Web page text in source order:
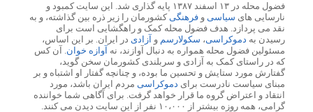
فضول محله در ۱۳ اسفند ۱۳۸۷ پایه گذاری شد. این سایت کمبود و
نارسایی های سیاسی و فرهنگیکشورمان را زیر ذره بین گذاشته، و به
نقد می پردازد. هدف فضول محله کمک و راهگشایی است برای
رسیدن به دموکراسی، سکولارسم و آزادی در ایران. بر این اساس،
مسئولین فضول محله همواره به دنبال آوازند، نه آوازه خوان. آن کس
که در راستای کمک به آزادی و سربلندی کشورمان سخن گوید،
گفتارش مورد ستایش و تحسین ما بوده، و چنانچه گفتار او اشتباه و بر
مبنای سیاست نادرست برای دموکراسی مردم ایران باشد، مورد
انتقاد و اعتراض گروه ما قرار خواهد گرفت. برای آگاهی شما خواننده
گرامی، همه روزه بیشتر از ۱۰،۰۰۰ نفر از این سایت دیدن می کنند.